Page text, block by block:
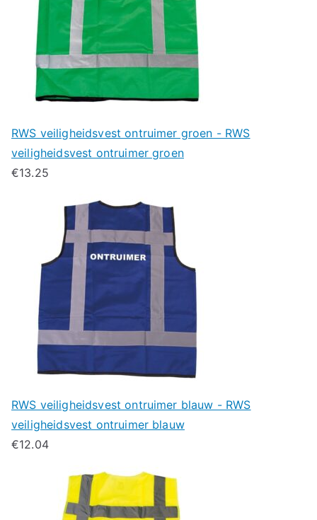
RWS veiligheidsvest ontruimer groen - RWS
veiligheidsvest ontruimer groen
€13.25
RWS veiligheidsvest ontruimer blauw - RWS
veiligheidsvest ontruimer blauw
€12.04